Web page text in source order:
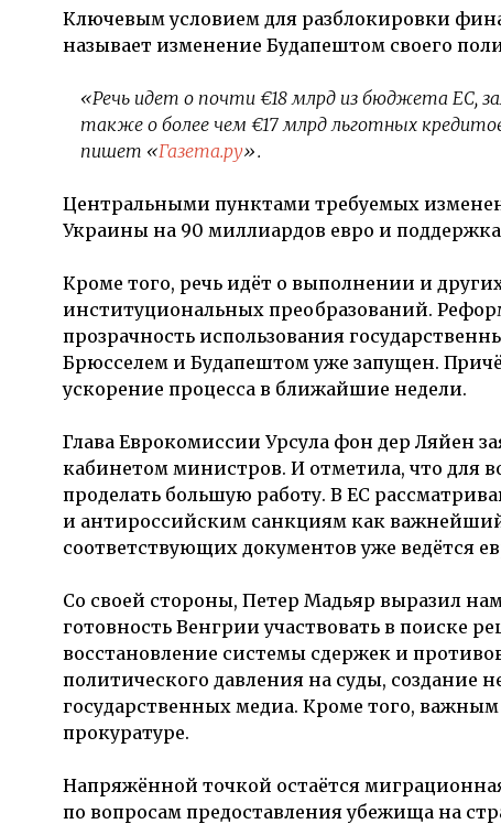
Ключевым условием для разблокировки
называет изменение Будапештом своего
«Речь идет о почти €18 млрд из бюджета ЕС,
также о более чем €17 млрд льготных
пишет «Газета.ру».
Центральными пунктами требуемых
Украины на 90 миллиардов евро и
Кроме того, речь идёт о выполнении и
институциональных преобразований.
прозрачность использования
Брюсселем и Будапештом уже запущен.
ускорение процесса в ближайшие недели.
Глава Еврокомиссии Урсула фон дер Ляйен
кабинетом министров. И отметила, что для
проделать большую работу. В ЕС
и антироссийским санкциям как важнейший
соответствующих документов уже ведётся
Со своей стороны, Петер Мадьяр выразил
готовность Венгрии участвовать в поиске
восстановление системы сдержек и
политического давления на суды, создание
государственных медиа. Кроме того,
прокуратуре.
Напряжённой точкой остаётся
по вопросам предоставления убежища на